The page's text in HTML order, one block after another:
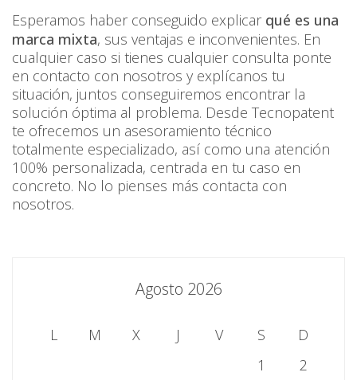
Esperamos haber conseguido explicar qué es una
marca mixta, sus ventajas e inconvenientes. En
cualquier caso si tienes cualquier consulta ponte
en contacto con nosotros y explícanos tu
situación, juntos conseguiremos encontrar la
solución óptima al problema. Desde Tecnopatent
te ofrecemos un asesoramiento técnico
totalmente especializado, así como una atención
100% personalizada, centrada en tu caso en
concreto. No lo pienses más contacta con
nosotros.
Agosto 2026
L M X J V S
D
1
2